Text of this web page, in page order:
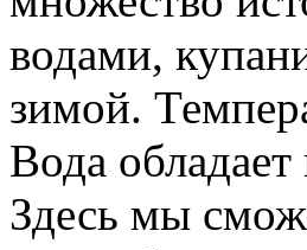
водами,
зимой.
Вода
Здесь мы